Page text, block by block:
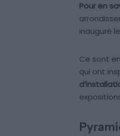
Pour en
inauguré
Ce sont
qui ont